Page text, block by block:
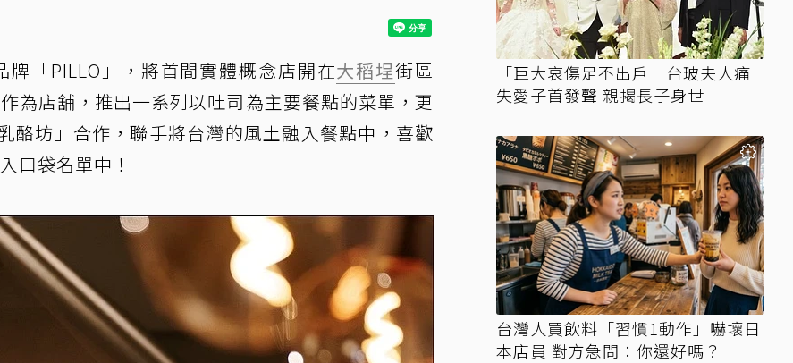
牌「PILLO」，將首間實體概念店開在大稻埕街區
為店舖，推出一系列以吐司為主要餐點的菜單，更
酪坊」合作，聯手將台灣的風土融入餐點中，喜歡
口袋名單中！
「巨大哀傷足不出戶」台玻夫人痛
失愛子首發聲 親揭長子身世
台灣人買飲料「習慣1動作」嚇壞日
本店員 對方急問：你還好嗎？